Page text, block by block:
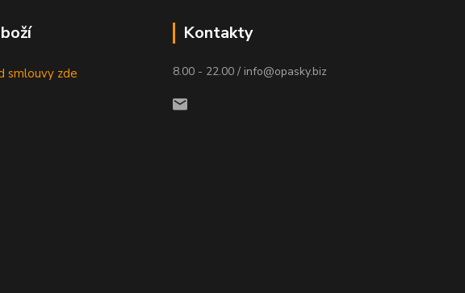
smlouvy zde
Kontakty
8.00 - 22.00 / info@opasky.biz